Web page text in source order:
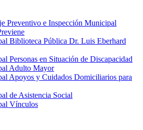
Preventivo e Inspección Municipal
Biblioteca Pública Dr. Luis Eberhard
Personas en Situación de Discapacidad
Adulto Mayor
Apoyos y Cuidados Domiciliarios para
de Asistencia Social
Vínculos